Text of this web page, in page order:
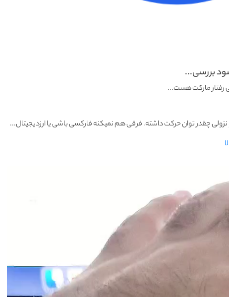
بررسی...
رفتار مارکت هست...
چقدر توان حرکت داشته. فرقی هم نمیکنه فارکسی باشی یا ارزدیجیتال...